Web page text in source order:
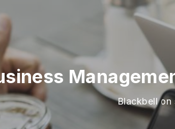
Blackbell on